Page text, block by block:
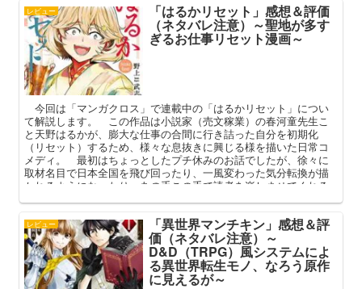
レビュー 「はるかリセット」感想＆評価
（ネタバレ注意）～聖地が多す
ぎるお仕事リセット漫画～
今回は「マンガクロス」で連載中の「はるかリセット」につい
て解説します。 この作品は小説家（売文稼業）の春河童先生こ
と天野はるかが、膨大な仕事の合間に行き詰った自分を初期化
（リセット）するため、様々な息抜きに興じる様を描いた日常コ
メディ。 最初はちょっとしたプチ休みのお話でしたが、徐々に
取材名目で日本全国を飛び回ったり、一風変わった気分転換が描
かれるようになったり、あの手この手で読者を楽しませてくれる
レビュー 「異世界マンチキン」感想＆評
価（ネタバレ注意）～
D&D（TRPG）風システムによ
る異世界転生モノ、なろう原作
に見えるが～